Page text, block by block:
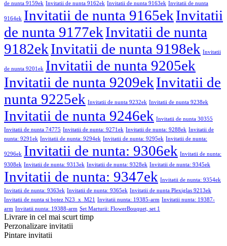
de nunta 9159ek Invitatii de nunta 9162ek Invitatii de nunta 9163ek Invitatii de nunta
9164ek Invitatii de nunta 9165ekInvitatii
de nunta 9177ekInvitatii de nunta
9182ekInvitatii de nunta 9198ek Invitatii
de nunta 9201ek Invitatii de nunta 9205ek
Invitatii de nunta 9209ekInvitatii de
nunta 9225ek Invitatii de nunta 9232ek Invitatii de nunta 9238ek
Invitatii de nunta 9246ek Invitatii de nunta 30355
Invitatii de nunta 74775 Invitatii de nunta: 9271ek Invitatii de nunta: 9288ek Invitatii de
nunta: 9291ek Invitatii de nunta: 9294ek Invitatii de nunta: 9295ek Invitatii de nunta:
9296ek Invitatii de nunta: 9306ek Invitatii de nunta:
9308ek Invitatii de nunta: 9313ek Invitatii de nunta: 9328ek Invitatii de nunta: 9345ek
Invitatii de nunta: 9347ek Invitatii de nunta: 9354ek
Invitatii de nunta: 9363ek Invitatii de nunta: 9365ek Invitatii de nunta Plexiglas 9213ek
Invitatii de nunta si botez N23_x_M21
Invitatii nunta: 19385-arm Invitatii nunta: 19387-
arm Invitatii nunta: 19388-arm Set Marturii: FlowerBouquet, set 1
Livrare in cel mai scurt timp
Perzonalizare invitatii
Pintare invitatii